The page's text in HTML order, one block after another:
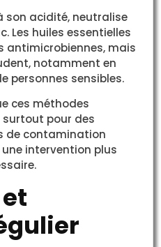
son acidité, neutralise
Les huiles essentielles
antimicrobiennes, mais
notamment en
personnes sensibles.
ces méthodes
pour des
de contamination
intervention plus